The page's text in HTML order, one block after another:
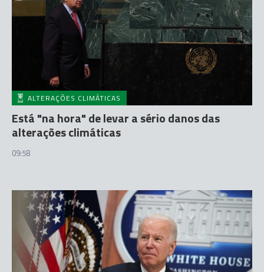
ALTERAÇÕES CLIMÁTICAS
Está "na hora" de levar a sério danos das
alterações climáticas
09:58